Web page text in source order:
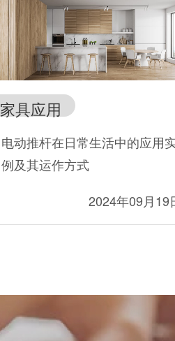
家具应用
电动推杆在日常生活中的应用
例及其运作方式
2024年09月19